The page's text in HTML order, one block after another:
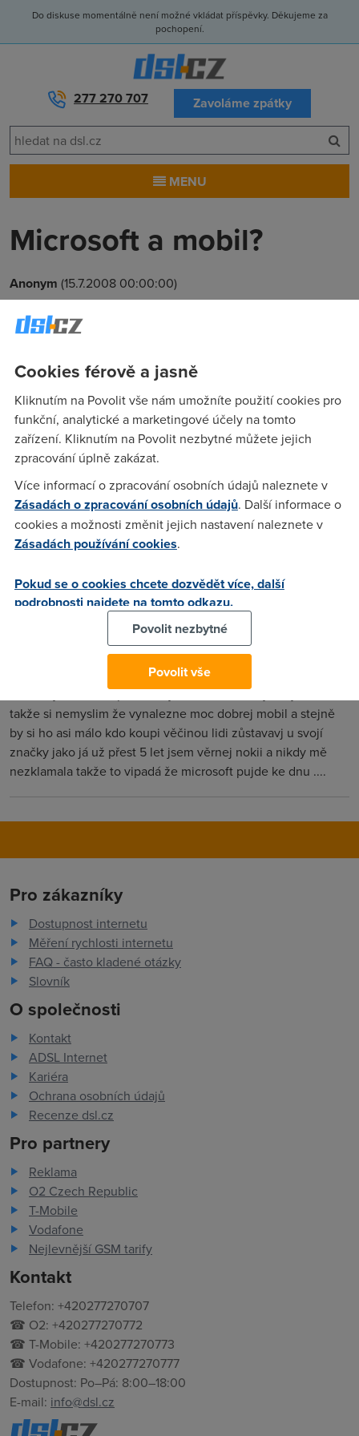
Do diskuse momentálně není možné vkládat příspěvky. Děkujeme za
pochopení.
277 270 707 Zavoláme zpátky
MENU
Microsoft a mobil?
Anonym (15.7.2008 00:00:00)
O tom, že Microsoft pravidelně pokukuje po hardwaru, nikdo
nepochybuje. S Xboxem to vyšlo, Zune byl propadák, čtečka
nákladného výzkumu bylo celé oddělení rozprášeno.
ja(17.7.2008 16:57:53)
jj.. at si koupi Hororolu.. treba z te hruzy udela aspon pokus
o telefon..
antiMS(17.7.2008 23:45:57)
co microsoft chyti to je hnedka v riti....slavna vista je jako
tetris a pokracovat je skoda...vsechno je tak co microsoft
maa
(20.7.2008 12:01:40)
miácrosoft spíš dřív neš vynalezna the best mobil tak dřýv
zkrachuje ted vsici přecházej na Linuxi na ně je nejmíň virů
takže si nemyslim že vynalezne moc dobrej mobil a stejně
by si ho asi málo kdo koupi věčinou lidi zůstavavj u svojí
značky jako já už přest 5 let jsem věrnej nokii a nikdy mě
nezklamala takže to vipadá že microsoft pujde ke dnu ....
Pro zákazníky
Dostupnost internetu
Měření rychlosti internetu
FAQ - často kladené otázky
Slovník
O společnosti
Kontakt
ADSL Internet
Kariéra
Ochrana osobních údajů
Recenze dsl.cz
Pro partnery
Reklama
O2 Czech Republic
T-Mobile
Vodafone
Nejlevnější GSM tarify
Kontakt
Telefon: +420277270707
☎ O2: +420277270772
☎ T-Mobile: +420277270773
☎ Vodafone: +420277270777
Dostupnost: Po–Pá: 8:00–18:00
E-mail: info@dsl.cz
Cookies férově a jasně
Kliknutím na Povolit vše nám umožníte použití cookies pro
funkční, analytické a marketingové účely na tomto
zařízení. Kliknutím na Povolit nezbytné můžete jejich
zpracování úplně zakázat.
Více informací o zpracování osobních údajů naleznete v
Zásadách o zpracování osobních údajů. Další informace o
cookies a možnosti změnit jejich nastavení naleznete v
Zásadách používání cookies.
Pokud se o cookies chcete dozvědět více, další
podrobnosti najdete na tomto odkazu.
Povolit nezbytné
Povolit vše